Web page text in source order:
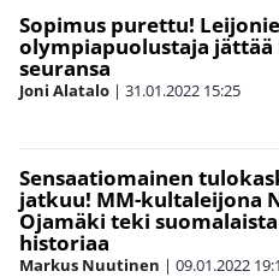
Sopimus purettu!
olympiapuolustaja jättää
seuransa
Joni Alatalo | 31.01.2022 15:25
Sensaatiomainen
jatkuu! MM-kultaleijona
Ojamäki teki suomalaista
historiaa
Markus Nuutinen | 09.01.2022